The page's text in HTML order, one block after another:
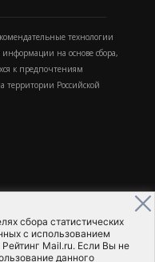
сбора статистических
с использованием
Mail.ru. Если Вы не
данного
технологии
на основе сбора,
к предпочтениям
территории Российской
МедиаПоток